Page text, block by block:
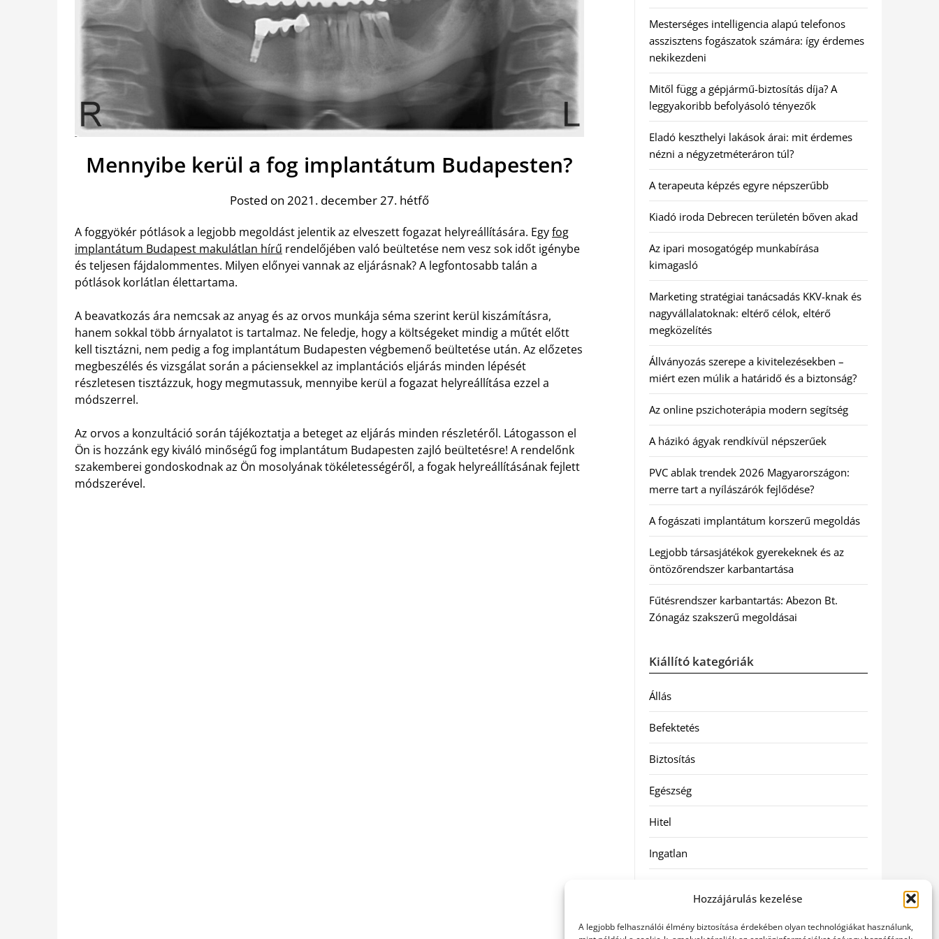
Hozzájárulás kezelése
A legjobb felhasználói élmény biztosítása érdekében olyan technológiákat használunk,
Mennyibe kerül a fog implantátum Budapesten?
Posted on 2021. december 27. hétfő
A foggyökér pótlások a legjobb megoldást jelentik az elveszett fogazat helyreállítására. Egyfog
implantátum Budapest makulátlan hírű rendelőjében való beültetése nem vesz sok időt igénybe
és teljesen fájdalommentes. Milyen előnyei vannak az eljárásnak? A legfontosabb talán a
pótlások korlátlan élettartama.
A beavatkozás ára nemcsak az anyag és az orvos munkája séma szerint kerül kiszámításra,
hanem sokkal több árnyalatot is tartalmaz. Ne feledje, hogy a költségeket mindig a műtét előtt
kell tisztázni, nem pedig a fog implantátum Budapesten végbemenő beültetése után. Az előzetes
megbeszélés és vizsgálat során a páciensekkel az implantációs eljárás minden lépését
részletesen tisztázzuk, hogy megmutassuk, mennyibe kerül a fogazat helyreállítása ezzel a
módszerrel.
Az orvos a konzultáció során tájékoztatja a beteget az eljárás minden részletéről. Látogasson el
Ön is hozzánk egy kiváló minőségű fog implantátum Budapesten zajló beültetésre! A rendelőnk
szakemberei gondoskodnak az Ön mosolyának tökéletességéről, a fogak helyreállításának fejlett
módszerével.
Mesterséges intelligencia alapú telefonos
asszisztens fogászatok számára: így érdemes
nekikezdeni
Mitől függ a gépjármű-biztosítás díja? A
leggyakoribb befolyásoló tényezők
Eladó keszthelyi lakások árai: mit érdemes
nézni a négyzetméteráron túl?
A terapeuta képzés egyre népszerűbb
Kiadó iroda Debrecen területén bőven akad
Az ipari mosogatógép munkabírása
kimagasló
Marketing stratégiai tanácsadás KKV-knak és
nagyvállalatoknak: eltérő célok, eltérő
megközelítés
Állványozás szerepe a kivitelezésekben –
miért ezen múlik a határidő és a biztonság?
Az online pszichoterápia modern segítség
A házikó ágyak rendkívül népszerűek
PVC ablak trendek 2026 Magyarországon:
merre tart a nyílászárók fejlődése?
A fogászati implantátum korszerű megoldás
Legjobb társasjátékok gyerekeknek és az
öntözőrendszer karbantartása
Fűtésrendszer karbantartás: Abezon Bt.
Zónagáz szakszerű megoldásai
Kiállító kategóriák
Állás
Befektetés
Biztosítás
Egészség
Hitel
Ingatlan